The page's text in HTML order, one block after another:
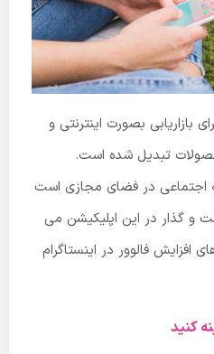
بازاریابی بصورت اینترنتی و
تبدیل شده است.
اجتماعی در فضای مجازی است
و گذار در این اپلیکیشن می
افزایش فالوور در اینستاگرام
کنید